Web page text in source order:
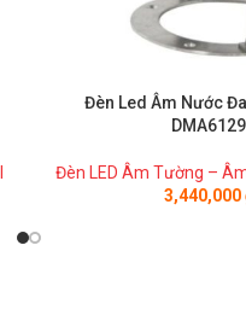
Đèn Led Âm Nước
DMA6129
Đèn LED Âm Tường –
3,440,000